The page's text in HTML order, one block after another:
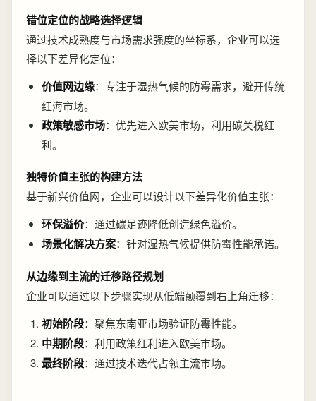
错位定位的战略选择逻辑
通过技术成熟度与市场需求强度的坐标系，企业可以选
择以下差异化定位：
价值网边缘：专注于湿热气候的防霉需求，避开传统
红海市场。
政策敏感市场：优先进入欧美市场，利用碳关税红
利。
独特价值主张的构建方法
基于新兴价值网，企业可以设计以下差异化价值主张：
环保溢价：通过碳足迹降低创造绿色溢价。
场景化解决方案：针对湿热气候提供防霉性能承诺。
从边缘到主流的迁移路径规划
企业可以通过以下步骤实现从低端颠覆到右上角迁移：
初始阶段：聚焦东南亚市场验证防霉性能。
中期阶段：利用政策红利进入欧美市场。
最终阶段：通过技术迭代占领主流市场。